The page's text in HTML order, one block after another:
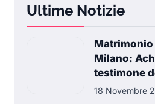
Ultime Notizie
Matrimonio
Milano:
testimone
18 Novembre